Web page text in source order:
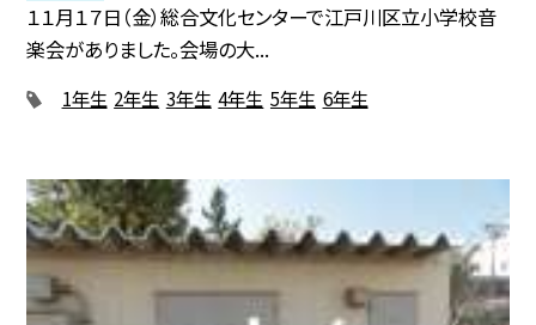
１１月１７日（金）総合文化センターで江戸川区立小学校音
楽会がありました。会場の大...
1年生 2年生 3年生 4年生 5年生 6年生